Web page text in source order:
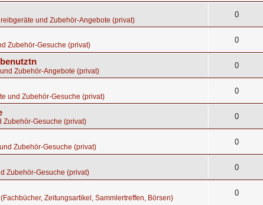
und Zubehör-Angebote (privat)
0
Zubehör-Gesuche (privat)
0
Zubehör-Angebote (privat)
0
und Zubehör-Gesuche (privat)
0
Zubehör-Gesuche (privat)
0
Zubehör-Gesuche (privat)
0
Zubehör-Gesuche (privat)
0
Zeitungsartikel, Sammlertreffen, Börsen)
0